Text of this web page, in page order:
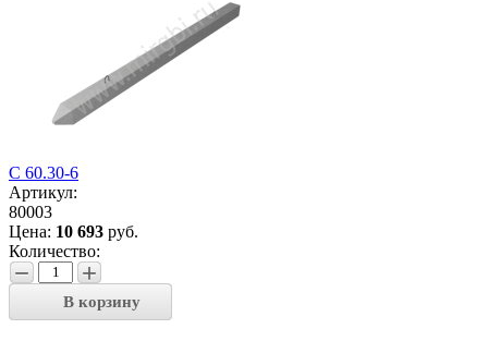
С 60.30-6
Артикул:
80003
Цена: 10 693 руб.
Количество:
− +
В корзину